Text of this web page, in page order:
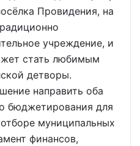
Провидения, на
учреждение, и
стать любимым
детворы.
направить оба
бюджетирования для
муниципальных
финансов,